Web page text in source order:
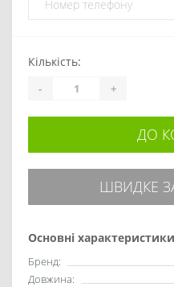
Основні характеристики
Бренд:
Довжина:
Кількість:
- +
ДО
ШВИДКЕ